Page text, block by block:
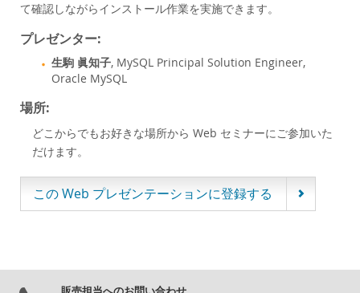
ご購入方法
ダウンロード
ドキュメント
デベロッパー ゾーン
て確認しながらインストール作業を実施できます。
プレゼンター:
生駒 眞知子, MySQL Principal Solution Engineer,
Oracle MySQL
場所:
どこからでもお好きな場所から Web セミナーにご参加いた
だけます。
この Web プレゼンテーションに登録する